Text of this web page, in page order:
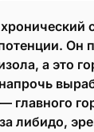
Он
а это
главного
либидо,